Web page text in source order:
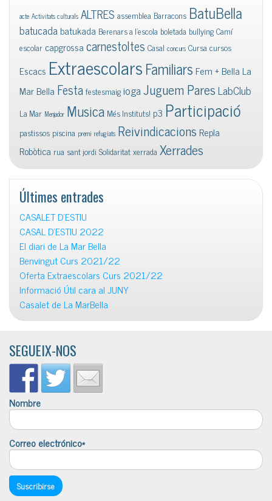
acte Activitats culturals ALTRES assemblea Barracons BatuBella
batucadabatukada Berenars a l'escola boletada bullyingCamí
escolar capgrossacarnestoltes Casal concurs Cursa cursos
Escacs ExtraescolarsFamiliars Fem + Bella La
Mar Bella FestafestesmaigiogaJuguem ParesLabClub
La Mar Menjador Musica Més Instituts! p3 Participació
pastissos piscina premi refugiats Reivindicacions Repla
Robòtica rua sant jordi Solidaritatxerrada Xerrades
Últimes entrades
CASALET D’ESTIU
CASAL D’ESTIU 2022
El diari de La Mar Bella
Benvingut Curs 2021/22
Oferta Extraescolars Curs 2021/22
Informació Útil cara al JUNY
Casalet de La MarBella
SEGUEIX-NOS
Nombre
Correo electrónico*